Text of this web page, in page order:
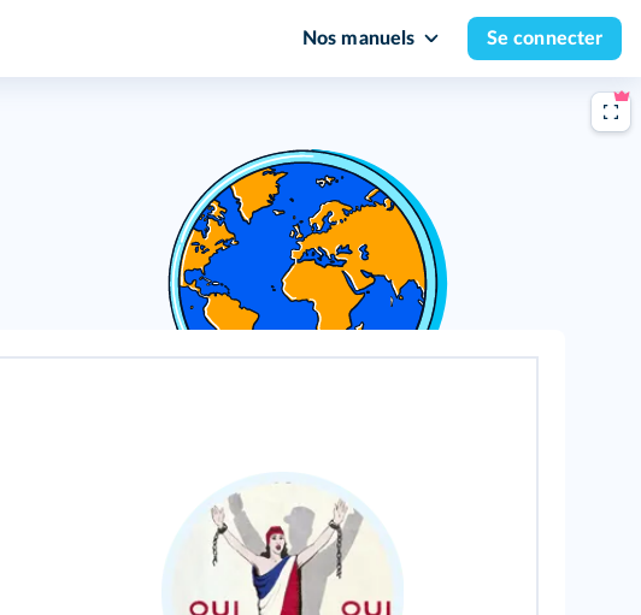
Nos manuels Se connecter